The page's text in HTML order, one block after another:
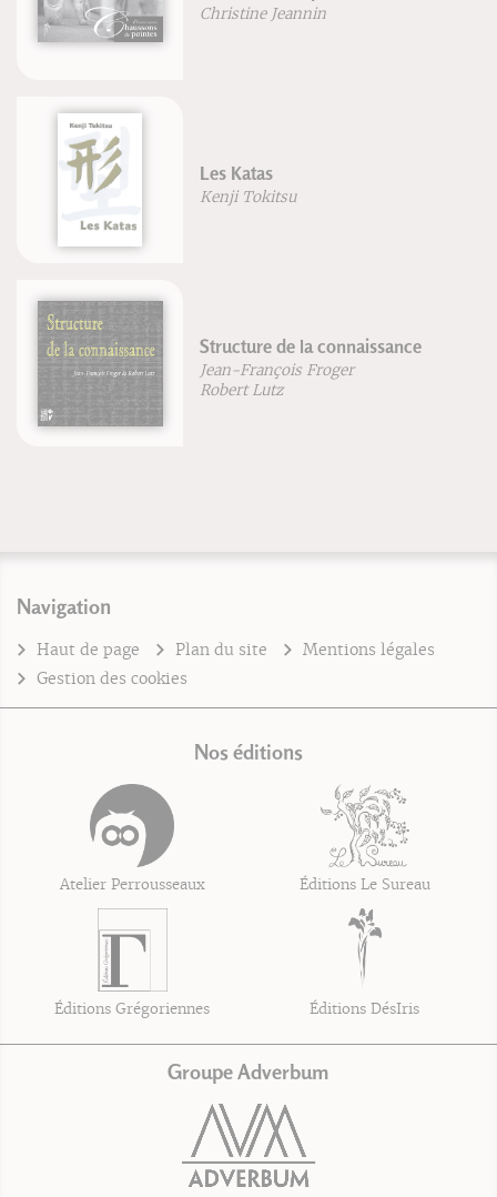
Blandine Calais-Germain
Le théâtre amateur
Maurice Chevaly
Shiatsu - Voie d'équilibre
Isabelle Laading
Navigation
Haut de page Plan du site
Mentions légales
Gestion des cookies
Nos éditions
Atelier Perrousseaux Éditions Le Sureau
Éditions Grégoriennes Éditions DésIris
Groupe Adverbum